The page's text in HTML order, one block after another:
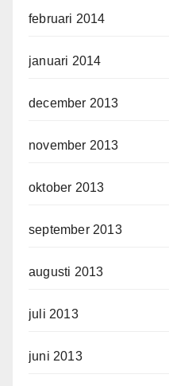
februari 2014
januari 2014
december 2013
november 2013
oktober 2013
september 2013
augusti 2013
juli 2013
juni 2013